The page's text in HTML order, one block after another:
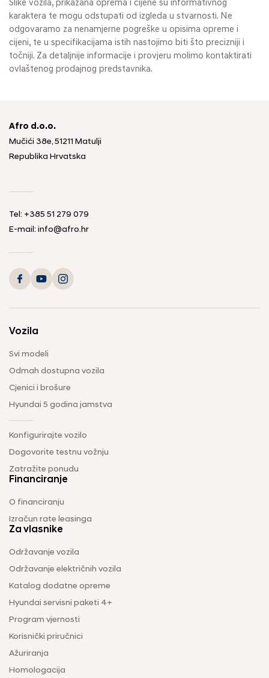
Slike vozila, prikazana oprema i cijene su informativnog
karaktera te mogu odstupati od izgleda u stvarnosti. Ne
odgovaramo za nenamjerne pogreške u opisima opreme i
cijeni, te u specifikacijama istih nastojimo biti što precizniji i
točniji. Za detaljnije informacije i provjeru molimo kontaktirati
ovlaštenog prodajnog predstavnika.
Afro d.o.o.
Mučići 38e, 51211 Matulji
Republika Hrvatska
Tel: +385 51 279 079
E-mail: info@afro.hr
Vozila
Svi modeli
Odmah dostupna vozila
Cjenici i brošure
Hyundai 5 godina jamstva
Konfigurirajte vozilo
Dogovorite testnu vožnju
Zatražite ponudu
Financiranje
O financiranju
Izračun rate leasinga
Za vlasnike
Održavanje vozila
Održavanje električnih vozila
Katalog dodatne opreme
Hyundai servisni paketi 4+
Program vjernosti
Korisnički priručnici
Ažuriranja
Homologacija